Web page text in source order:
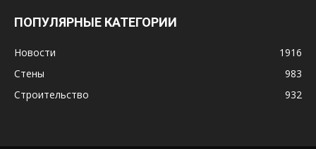
ПОПУЛЯРНЫЕ КАТЕГОРИИ
Новости
1916
Стены
983
Строительство
932